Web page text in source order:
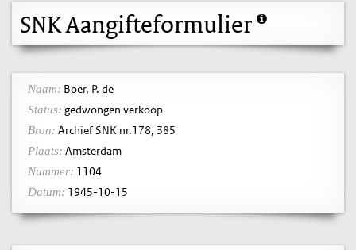
SNK Aangifteformulier
Naam: Boer, P. de
Status: gedwongen verkoop
Bron: Archief SNK nr.178, 385
Plaats: Amsterdam
Nummer: 1104
Datum: 1945-10-15